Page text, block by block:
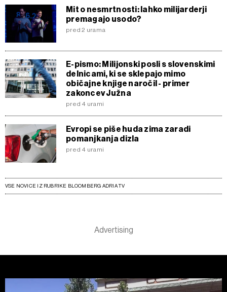
Mit o nesmrtnosti: lahko milijarderji
premagajo usodo?
pred 2 urama
E-pismo: Milijonski posli s slovenskimi
delnicami, ki se sklepajo mimo
običajne knjige naročil - primer
zakoncev Južna
pred 4 urami
Evropi se piše huda zima zaradi
pomanjkanja dizla
pred 4 urami
VSE NOVICE IZ RUBRIKE BLOOMBERG ADRIA TV